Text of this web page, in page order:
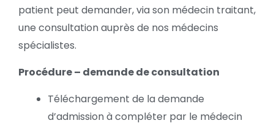
patient peut demander, via son médecin traitant,
une consultation auprès de nos médecins
spécialistes.
Procédure – demande de consultation
Téléchargement de la demande
d’admission à compléter par le médecin